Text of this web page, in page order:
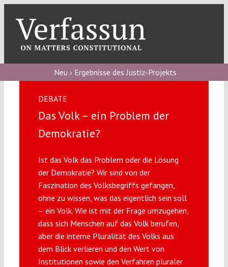
content
blog
Verfassungs
Verfassungs
editorial
About
Submissions
Neu › Ergebnisse des Justiz-Projekts
DEBATE
Das Volk – ein Problem der
Demokratie?
Ist das Volk das Problem oder die Lösung
der Demokratie? Wir sind von der
Faszination des Volksbegriffs gefangen,
ohne zu wissen, was das eigentlich sein soll
– ein Volk. Wie ist mit der Frage umzugehen,
dass sich Menschen auf das Volk berufen,
aber die interne Pluralität des Volks aus
dem Blick verlieren und den Wert von
Institutionen sowie den Verfahren pluraler